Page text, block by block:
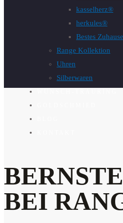
kasselherz®
herkules®
Bestes
Range Kollektion
Uhren
Silberwaren
BEI